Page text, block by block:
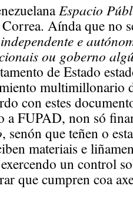
Espacio
Aínda que no
independente e
ou goberno
de Estado
multimillonario
con estes
a FUPAD, non só
, senón que teñen o
materiais e
un control
que cumpren coa